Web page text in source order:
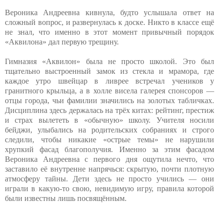
Вероника Андреевна кивнула, будто услышала ответ на
сложный вопрос, и развернулась к доске. Никто в классе ещё
не знал, что именно в этот момент привычный порядок
«Аквилона» дал первую трещину.
Гимназия «Аквилон» была не просто школой. Это был
тщательно выстроенный замок из стекла и мрамора, где
каждое утро швейцар в ливрее встречал учеников у
гранитного крыльца, а в холле висела галерея спонсоров —
отцы города, чьи фамилии значились на золотых табличках.
Дисциплина здесь держалась на трёх китах: рейтинг, престиж
и страх вылететь в «обычную» школу. Учителя носили
бейджи, улыбались на родительских собраниях и строго
следили, чтобы никакие «острые темы» не нарушили
хрупкий фасад благополучия. Именно за этим фасадом
Вероника Андреевна с первого дня ощутила нечто, что
заставило её внутренне напрячься: скрытую, почти плотную
атмосферу тайны. Дети здесь не просто учились — они
играли в какую-то свою, невидимую игру, правила которой
были известны лишь посвящённым.